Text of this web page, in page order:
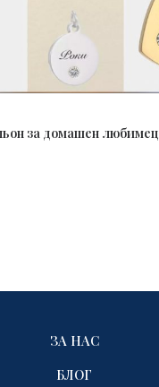
ПОРЪЧАЙ
за домашен любимец
ЗА НАС
БЛОГ